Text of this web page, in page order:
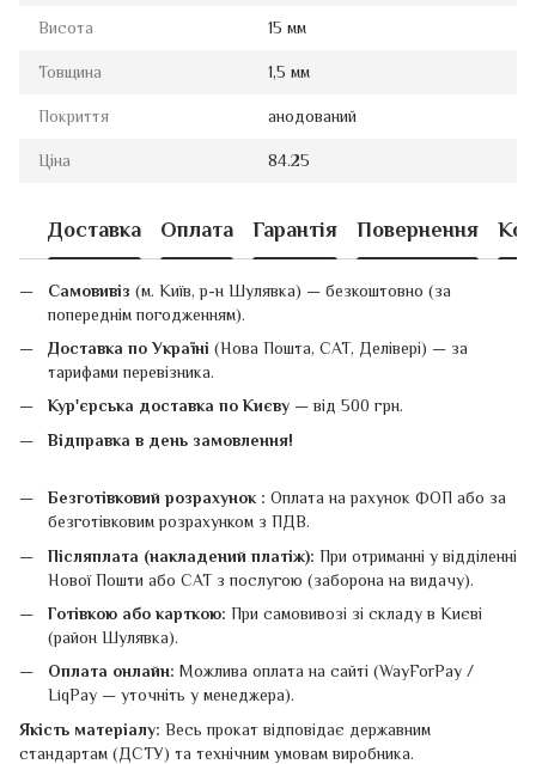
Висота 15 мм
Товщина 1,5 мм
Покриття анодований
Ціна 84.25
Доставка Оплата Гарантія Повернення
Самовивіз (м. Київ, р-н Шулявка) — безкоштовно (за
попереднім погодженням).
Доставка по Україні (Нова Пошта, САТ, Делівері) — за
тарифами перевізника.
Кур'єрська доставка по Києву — від 500 грн.
Відправка в день замовлення!
Безготівковий розрахунок : Оплата на рахунок ФОП або за
безготівковим розрахунком з ПДВ.
Післяплата (накладений платіж): При отриманні у відділенні
Нової Пошти або САТ з послугою (заборона на видачу).
Готівкою або карткою: При самовивозі зі складу в Києві
(район Шулявка).
Оплата онлайн: Можлива оплата на сайті (WayForPay /
LiqPay — уточніть у менеджера).
Якість матеріалу: Весь прокат відповідає державним
стандартам (ДСТУ) та технічним умовам виробника.